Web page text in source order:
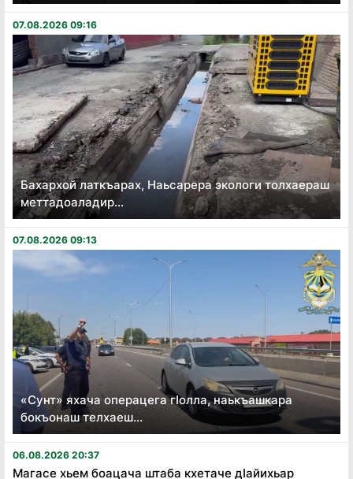
07.08.2026 09:16
Бахархой латкъарах, Наьсарера экологи толхаераш
меттадоаладир...
07.08.2026 09:13
«Сунт» яхача операцега гӏолла, наькъашкара
бокъонаш телхаеш...
06.08.2026 20:37
Магасе хьем боацача штаба кхетаче дӏайихьар